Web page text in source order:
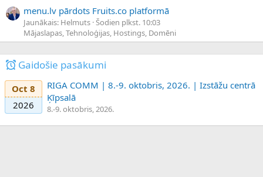
menu.lv pārdots Fruits.co platformā
Jaunākais: Helmuts Šodien plkst. 10:03
Mājaslapas, Tehnoloģijas, Hostings, Domēni
Gaidošie pasākumi
Oct 8
2026
RIGA COMM | 8.-9. oktobris, 2026. | Izstāžu centrā
Ķīpsalā
8.-9. oktobris, 2026.